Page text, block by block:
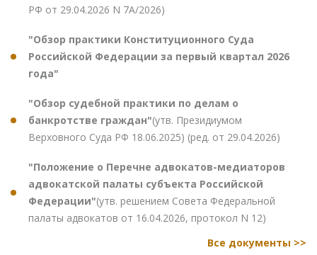
РФ от 29.04.2026 N 7А/2026)
"Обзор практики Конституционного Суда
Российской Федерации за первый квартал 2026
года"
"Обзор судебной практики по делам о
банкротстве граждан"(утв. Президиумом
Верховного Суда РФ 18.06.2025) (ред. от 29.04.2026)
"Положение о Перечне адвокатов-медиаторов
адвокатской палаты субъекта Российской
Федерации"(утв. решением Совета Федеральной
палаты адвокатов от 16.04.2026, протокол N 12)
Все документы >>